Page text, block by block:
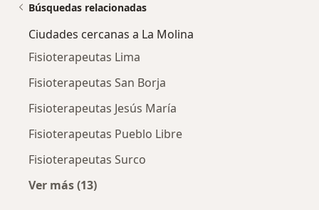
Búsquedas relacionadas
Ciudades cercanas a La Molina
Fisioterapeutas Lima
Fisioterapeutas San Borja
Fisioterapeutas Jesús María
Fisioterapeutas Pueblo Libre
Fisioterapeutas Surco
Ver más (13)